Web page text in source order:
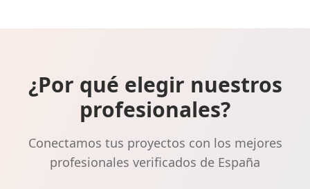
¿Por qué elegir nuestros
profesionales?
Conectamos tus proyectos con los mejores
profesionales verificados de España